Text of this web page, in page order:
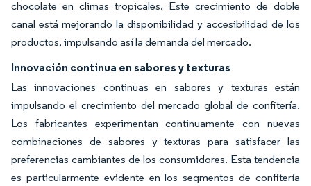
chocolate en climas tropicales. Este crecimiento de doble
canal está mejorando la disponibilidad y accesibilidad de los
productos, impulsando así la demanda del mercado.
Innovación continua en sabores y texturas
Las innovaciones continuas en sabores y texturas están
impulsando el crecimiento del mercado global de confitería.
Los fabricantes experimentan continuamente con nuevas
combinaciones de sabores y texturas para satisfacer las
preferencias cambiantes de los consumidores. Esta tendencia
es particularmente evidente en los segmentos de confitería